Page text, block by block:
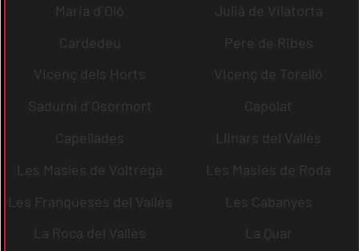
Maria d´Oló
Julià de Vilatorta
Cardedeu
Pere de Ribes
Vicenç dels Horts
Vicenç de Torelló
Sadurní d´Osormort
Capolat
Capellades
Llinars del Vallès
Les Masíes de Voltregà
Les Masies de Roda
Les Franqueses del Vallès
Les Cabanyes
La Roca del Vallès
La Quar